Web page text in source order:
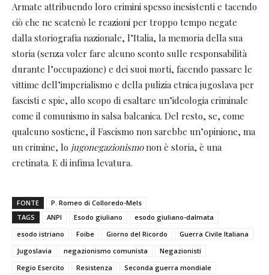
Armate attribuendo loro crimini spesso inesistenti e tacendo
ciò che ne scatenò le reazioni per troppo tempo negate
dalla storiografia nazionale, l’Italia, la memoria della sua
storia (senza voler fare alcuno sconto sulle responsabilità
durante l’occupazione) e dei suoi morti, facendo passare le
vittime dell’imperialismo e della pulizia etnica jugoslava per
fascisti e spie, allo scopo di esaltare un’ideologia criminale
come il comunismo in salsa balcanica. Del resto, se, come
qualcuno sostiene, il Fascismo non sarebbe un’opinione, ma
un crimine, lo jugonegazionismonon è storia, è una
cretinata. E di infima levatura.
FONTE
P. Romeo di Colloredo-Mels
TAGS
ANPI Esodo giuliano
esodo giuliano-dalmata
esodo istriano
Foibe Giorno del Ricordo
Guerra Civile Italiana
Jugoslavia
negazionismo comunista
Negazionisti
Regio Esercito
Resistenza
Seconda guerra mondiale